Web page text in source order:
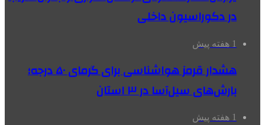
در دکوراسیون داخلی
1 هفته پیش
هشدار قرمز هواشناسی برای گرمای ۵۰ درجه؛
بارش‌های سیل‌آسا در ۳ استان
1 هفته پیش